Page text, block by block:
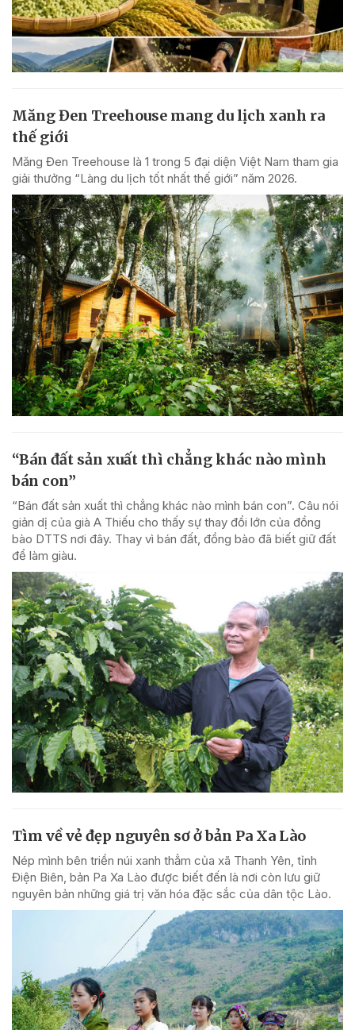
Măng Đen Treehouse mang du lịch xanh ra
thế giới
Măng Đen Treehouse là 1 trong 5 đại diện Việt Nam tham gia
giải thưởng “Làng du lịch tốt nhất thế giới” năm 2026.
“Bán đất sản xuất thì chẳng khác nào mình
bán con”
“Bán đất sản xuất thì chẳng khác nào mình bán con”. Câu nói
giản dị của già A Thiếu cho thấy sự thay đổi lớn của đồng
bào DTTS nơi đây. Thay vì bán đất, đồng bào đã biết giữ đất
để làm giàu.
Tìm về vẻ đẹp nguyên sơ ở bản Pa Xa Lào
Nép mình bên triền núi xanh thẳm của xã Thanh Yên, tỉnh
Điện Biên, bản Pa Xa Lào được biết đến là nơi còn lưu giữ
nguyên bản những giá trị văn hóa đặc sắc của dân tộc Lào.